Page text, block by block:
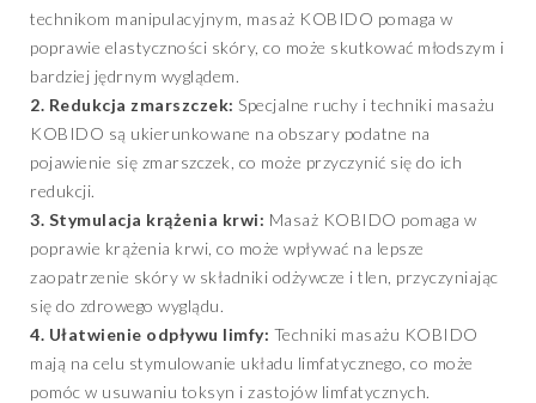
technikom manipulacyjnym, masaż KOBIDO pomaga w
poprawie elastyczności skóry, co może skutkować młodszym i
bardziej jędrnym wyglądem.
2. Redukcja zmarszczek: Specjalne ruchy i techniki masażu
KOBIDO są ukierunkowane na obszary podatne na
pojawienie się zmarszczek, co może przyczynić się do ich
redukcji.
3. Stymulacja krążenia krwi: Masaż KOBIDO pomaga w
poprawie krążenia krwi, co może wpływać na lepsze
zaopatrzenie skóry w składniki odżywcze i tlen, przyczyniając
się do zdrowego wyglądu.
4. Ułatwienie odpływu limfy: Techniki masażu KOBIDO
mają na celu stymulowanie układu limfatycznego, co może
pomóc w usuwaniu toksyn i zastojów limfatycznych.